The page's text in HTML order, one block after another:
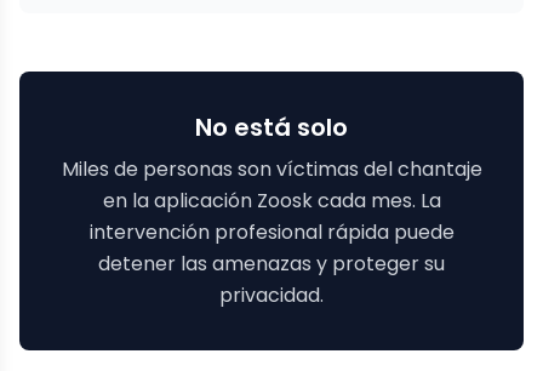
No está solo
Miles de personas son víctimas del chantaje
en la aplicación Zoosk cada mes. La
intervención profesional rápida puede
detener las amenazas y proteger su
privacidad.